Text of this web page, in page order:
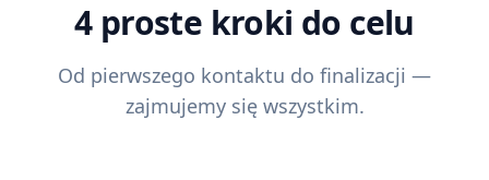
4 proste kroki do celu
Od pierwszego kontaktu do finalizacji —
zajmujemy się wszystkim.